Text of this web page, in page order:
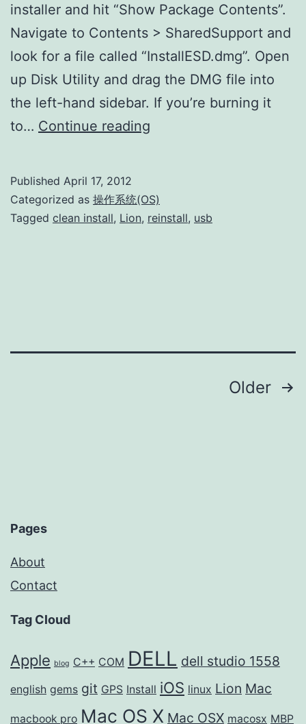
installer and hit “Show Package Contents”.
Navigate to Contents > SharedSupport and
look for a file called “InstallESD.dmg”. Open
up Disk Utility and drag the DMG file into
the left-hand sidebar. If you’re burning it
to… Continue reading
Your
Own
or
Published April 17, 2012
Categorized as 操作系统(OS)
Tagged clean install, Lion, reinstall, usb
Older
Pages
About
Contact
Tag Cloud
Apple blog C++ COM DELL dell studio 1558
english gems git GPS Install iOS linux Lion Mac
macbook pro Mac OS X Mac OSX macosx MBP